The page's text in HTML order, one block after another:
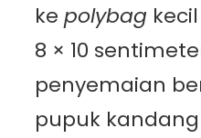
ke polybag
8 × 10
penyemaian
pupuk